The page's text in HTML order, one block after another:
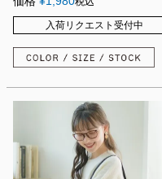
入荷リクエスト受付中